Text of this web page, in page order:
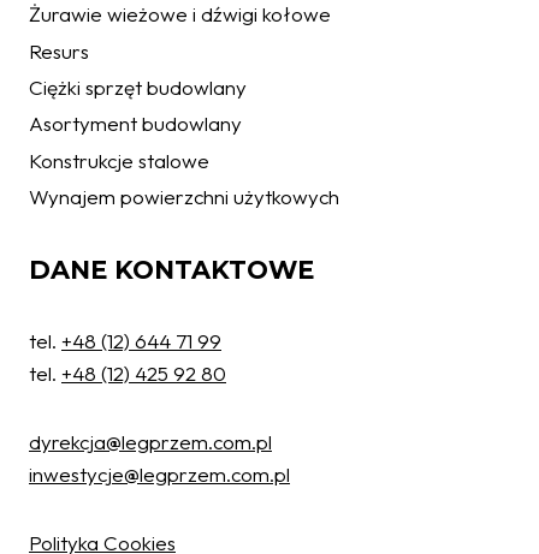
Żurawie wieżowe i dźwigi kołowe
Resurs
Ciężki sprzęt budowlany
Asortyment budowlany
Konstrukcje stalowe
Wynajem powierzchni użytkowych
DANE KONTAKTOWE
tel. +48 (12) 644 71 99
tel. +48 (12) 425 92 80
dyrekcja@legprzem.com.pl
inwestycje@legprzem.com.pl
Polityka Cookies
W związku z wejściem w życie z dniem 25.05.2018 r. Rozporządzenia